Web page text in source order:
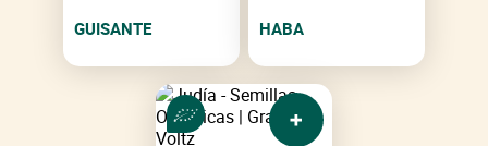
GUISANTE HABA